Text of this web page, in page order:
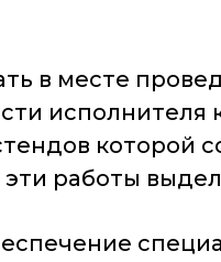
в месте
исполнителя
которой
работы